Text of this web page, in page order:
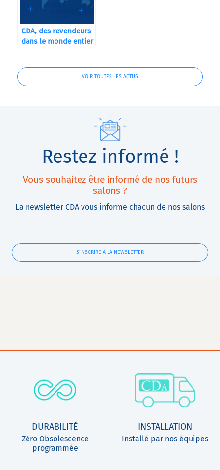
CDA, des revendeurs
dans le monde entier
VOIR TOUTES LES ACTUS
Restez informé !
Vous souhaitez être informé de nos futurs
salons ?
La newsletter CDA vous informe chacun de nos salons
S'INSCRIRE À LA NEWSLETTER
DURABILITÉ
Zéro Obsolescence
programmée
INSTALLATION
Installé par nos équipes